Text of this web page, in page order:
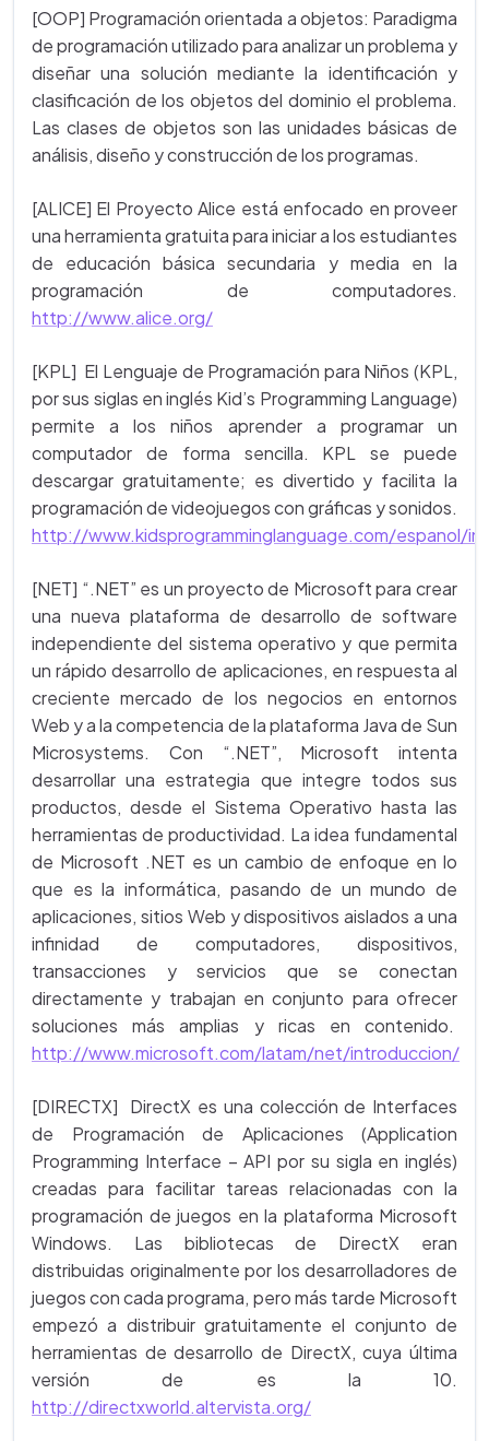
[OOP] Programación orientada a objetos: Paradigma
de programación utilizado para analizar un problema y
diseñar una solución mediante la identificación y
clasificación de los objetos del dominio el problema.
Las clases de objetos son las unidades básicas de
análisis, diseño y construcción de los programas.
[ALICE] El Proyecto Alice está enfocado en proveer
una herramienta gratuita para iniciar a los estudiantes
de educación básica secundaria y media en la
programación de computadores.
http://www.alice.org/
[KPL] El Lenguaje de Programación para Niños (KPL,
por sus siglas en inglés Kid’s Programming Language)
permite a los niños aprender a programar un
computador de forma sencilla. KPL se puede
descargar gratuitamente; es divertido y facilita la
programación de videojuegos con gráficas y sonidos.
http://www.kidsprogramminglanguage.com/espanol/
[NET] “.NET” es un proyecto de Microsoft para crear
una nueva plataforma de desarrollo de software
independiente del sistema operativo y que permita
un rápido desarrollo de aplicaciones, en respuesta al
creciente mercado de los negocios en entornos
Web y a la competencia de la plataforma Java de Sun
Microsystems. Con “.NET”, Microsoft intenta
desarrollar una estrategia que integre todos sus
productos, desde el Sistema Operativo hasta las
herramientas de productividad. La idea fundamental
de Microsoft .NET es un cambio de enfoque en lo
que es la informática, pasando de un mundo de
aplicaciones, sitios Web y dispositivos aislados a una
infinidad de computadores, dispositivos,
transacciones y servicios que se conectan
directamente y trabajan en conjunto para ofrecer
soluciones más amplias y ricas en contenido.
http://www.microsoft.com/latam/net/introduccion/
[DIRECTX] DirectX es una colección de Interfaces
de Programación de Aplicaciones (Application
Programming Interface – API por su sigla en inglés)
creadas para facilitar tareas relacionadas con la
programación de juegos en la plataforma Microsoft
Windows. Las bibliotecas de DirectX eran
distribuidas originalmente por los desarrolladores de
juegos con cada programa, pero más tarde Microsoft
empezó a distribuir gratuitamente el conjunto de
herramientas de desarrollo de DirectX, cuya última
versión de es la 10.
http://directxworld.altervista.org/